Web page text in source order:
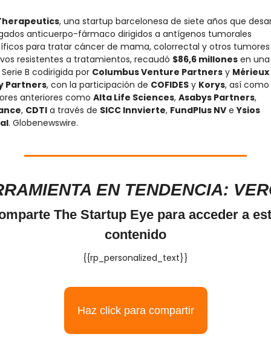
, una startup barcelonesa de siete años que
anticuerpo-fármaco dirigidos a antígenos tumorales
para tratar cáncer de mama, colorrectal y otros tumores
resistentes a tratamientos, recaudó $86,6 millones en una
B codirigida por Columbus Venture Partners y Mérieux
Partners, con la participación de COFIDES y Korys, así
anteriores como Alta Life Sciences, Asabys Partners
, CDTI a través de SICC Innvierte, FundPlus NV e Ysios
. Globenewswire.
EN TENDENCIA:
The Startup Eye para acceder a
contenido
{{rp_personalized_text}}
Haz click para compartir